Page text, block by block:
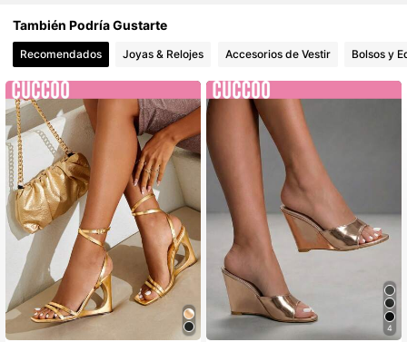
También Podría Gustarte
Recomendados Joyas & Relojes Accesorios de Vestir Bolsos y
4